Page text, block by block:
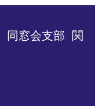
同窓会支部 関